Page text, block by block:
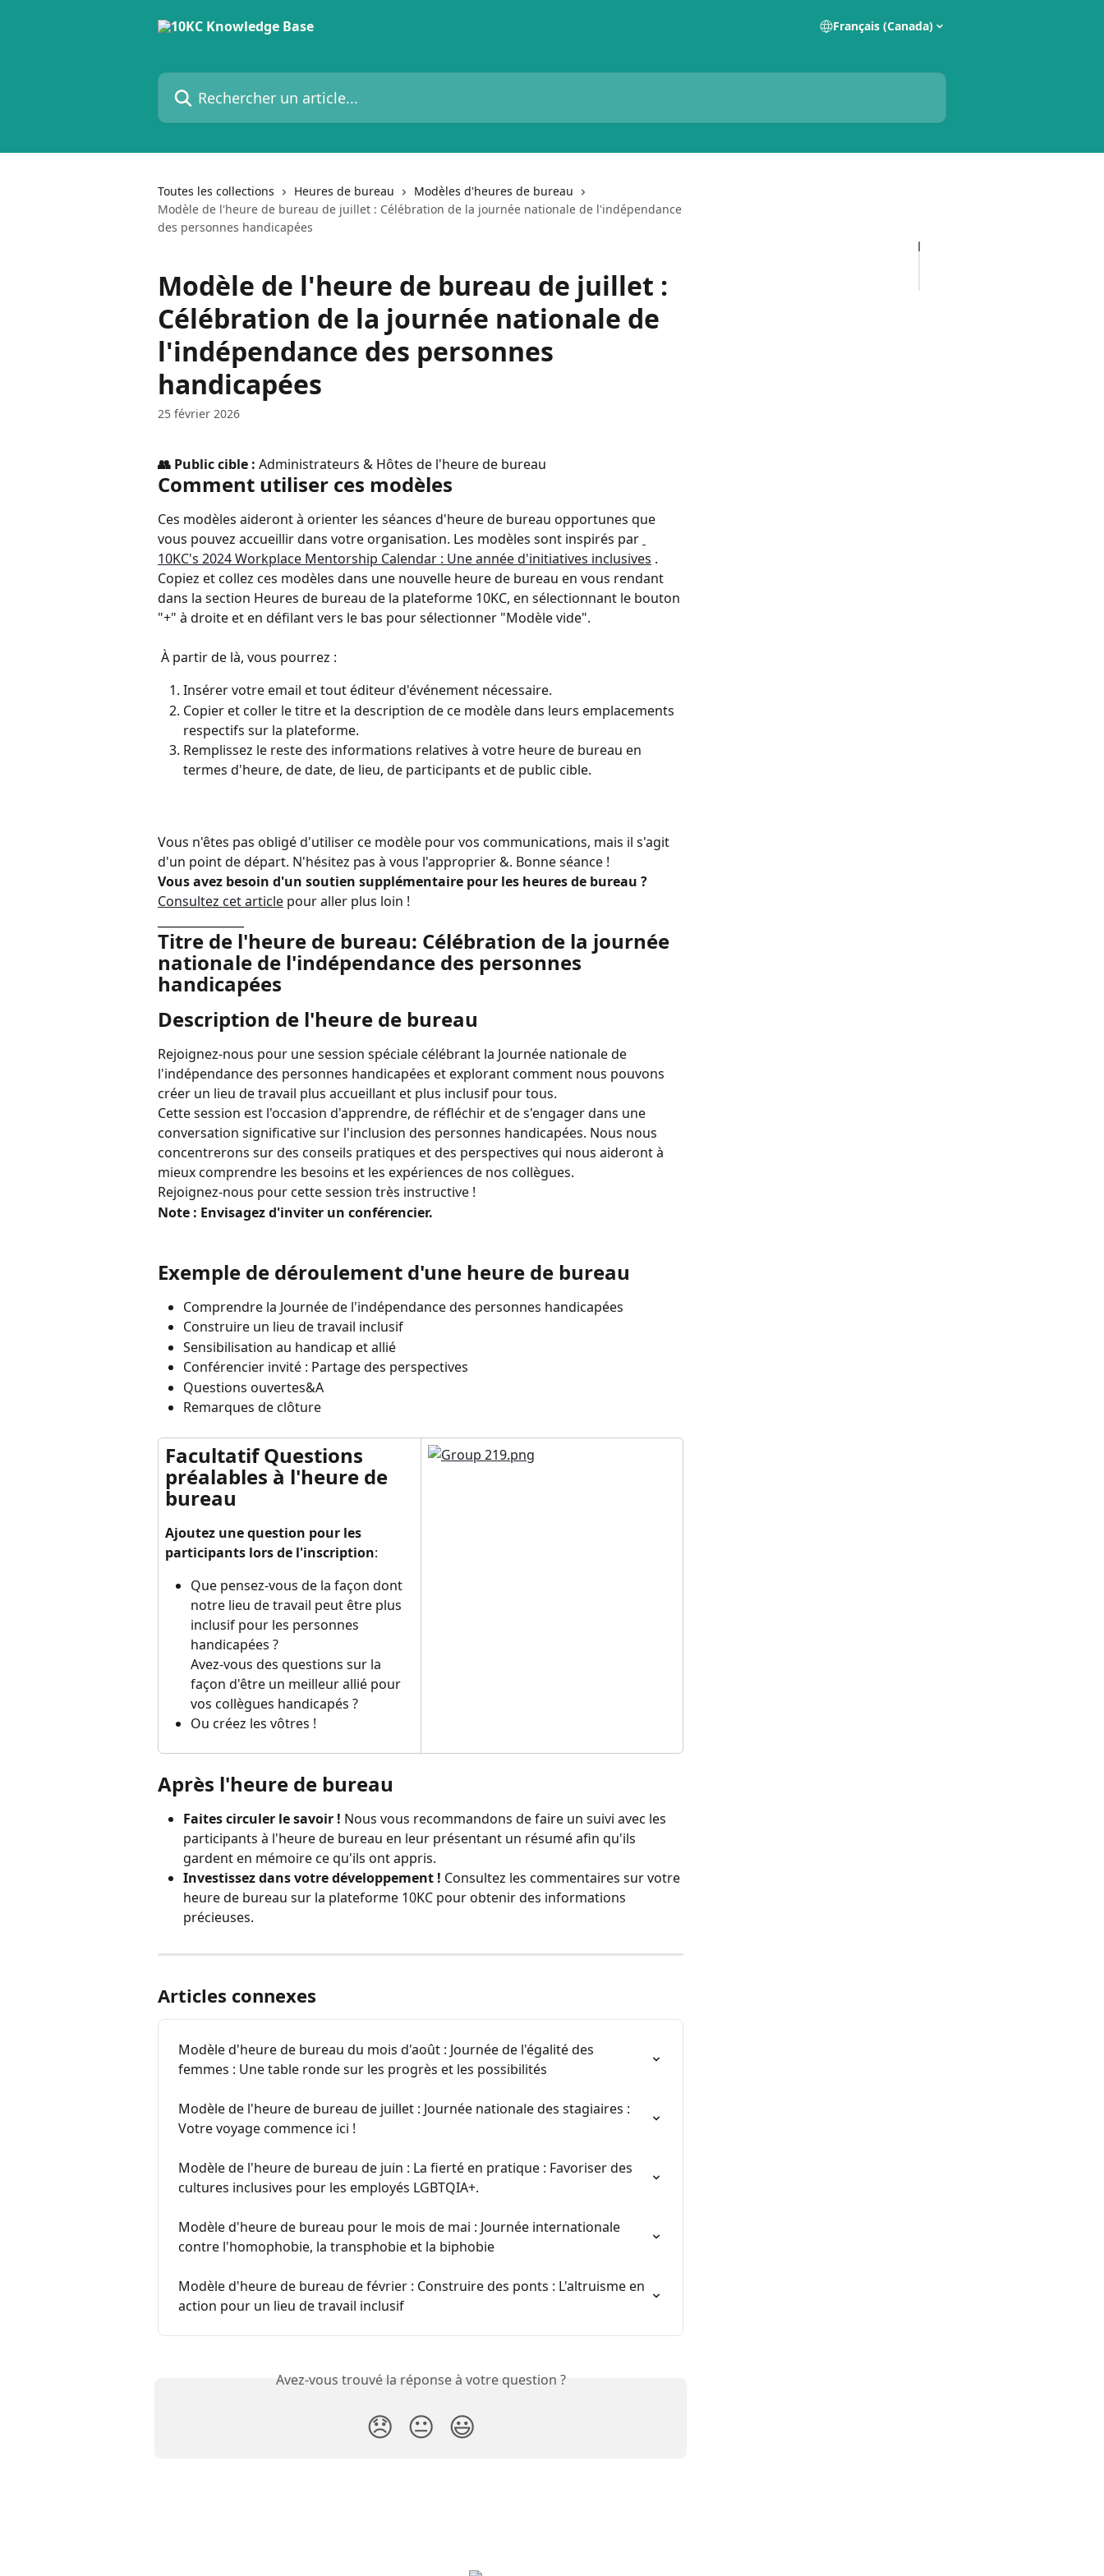
Français (Canada)
Rechercher un article...
Toutes les collections Heures de bureau
Modèles d'heures de bureau
Modèle de l'heure de bureau de juillet : Célébration de la journée nationale de l'indépendance
des personnes handicapées
Modèle de l'heure de bureau de juillet :
Célébration de la journée nationale de
l'indépendance des personnes
handicapées
25 février 2026
👥 Public cible : Administrateurs & Hôtes de l'heure de bureau
Comment utiliser ces modèles
Ces modèles aideront à orienter les séances d'heure de bureau opportunes que
vous pouvez accueillir dans votre organisation. Les modèles sont inspirés par
10KC's 2024 Workplace Mentorship Calendar : Une année d'initiatives inclusives .
Copiez et collez ces modèles dans une nouvelle heure de bureau en vous rendant
dans la section Heures de bureau de la plateforme 10KC, en sélectionnant le bouton
"+" à droite et en défilant vers le bas pour sélectionner "Modèle vide".
À partir de là, vous pourrez :
Insérer votre email et tout éditeur d'événement nécessaire.
Copier et coller le titre et la description de ce modèle dans leurs emplacements
respectifs sur la plateforme.
Remplissez le reste des informations relatives à votre heure de bureau en
termes d'heure, de date, de lieu, de participants et de public cible.
Vous n'êtes pas obligé d'utiliser ce modèle pour vos communications, mais il s'agit
d'un point de départ. N'hésitez pas à vous l'approprier &. Bonne séance !
Vous avez besoin d'un soutien supplémentaire pour les heures de bureau ?
Consultez cet article pour aller plus loin !
Titre de l'heure de bureau: Célébration de la journée
nationale de l'indépendance des personnes
handicapées
Description de l'heure de bureau
Rejoignez-nous pour une session spéciale célébrant la Journée nationale de
l'indépendance des personnes handicapées et explorant comment nous pouvons
créer un lieu de travail plus accueillant et plus inclusif pour tous.
Cette session est l'occasion d'apprendre, de réfléchir et de s'engager dans une
conversation significative sur l'inclusion des personnes handicapées. Nous nous
concentrerons sur des conseils pratiques et des perspectives qui nous aideront à
mieux comprendre les besoins et les expériences de nos collègues.
Rejoignez-nous pour cette session très instructive !
Note : Envisagez d'inviter un conférencier.
Exemple de déroulement d'une heure de bureau
Comprendre la Journée de l'indépendance des personnes handicapées
Construire un lieu de travail inclusif
Sensibilisation au handicap et allié
Conférencier invité : Partage des perspectives
Questions ouvertes&A
Remarques de clôture
Facultatif Questions
préalables à l'heure de
bureau
Ajoutez une question pour les
participants lors de l'inscription:
Que pensez-vous de la façon dont
notre lieu de travail peut être plus
inclusif pour les personnes
handicapées ?
Avez-vous des questions sur la
façon d'être un meilleur allié pour
vos collègues handicapés ?
Ou créez les vôtres !
Après l'heure de bureau
Faites circuler le savoir ! Nous vous recommandons de faire un suivi avec les
participants à l'heure de bureau en leur présentant un résumé afin qu'ils
gardent en mémoire ce qu'ils ont appris.
Investissez dans votre développement ! Consultez les commentaires sur votre
heure de bureau sur la plateforme 10KC pour obtenir des informations
précieuses.
Articles connexes
Modèle d'heure de bureau du mois d'août : Journée de l'égalité des
femmes : Une table ronde sur les progrès et les possibilités
Modèle de l'heure de bureau de juillet : Journée nationale des stagiaires :
Votre voyage commence ici !
Modèle de l'heure de bureau de juin : La fierté en pratique : Favoriser des
cultures inclusives pour les employés LGBTQIA+.
Modèle d'heure de bureau pour le mois de mai : Journée internationale
contre l'homophobie, la transphobie et la biphobie
Modèle d'heure de bureau de février : Construire des ponts : L'altruisme en
action pour un lieu de travail inclusif
Avez-vous trouvé la réponse à votre question ?
😞 😐 😃